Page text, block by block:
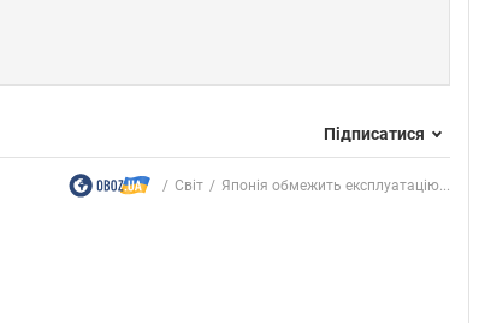
Підписатися
Світ Японія обмежить експлуатацію...